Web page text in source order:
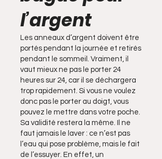
l’argent
Les anneaux d’argent doivent être
portés pendant la journée et retirés
pendant le sommeil. Vraiment, il
vaut mieux ne pas le porter 24
heures sur 24, car il se déchargera
trop rapidement. Si vous ne voulez
donc pas le porter au doigt, vous
pouvez le mettre dans votre poche.
Sa validité restera la même. Il ne
faut jamais le laver : ce n’est pas
l’eau qui pose problème, mais le fait
de l’essuyer. En effet, un